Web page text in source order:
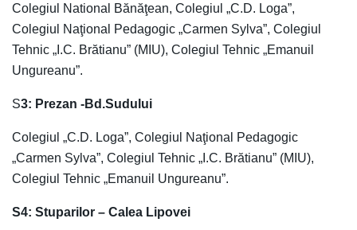
Colegiul National Bănăţean, Colegiul „C.D. Loga”,
Colegiul Naţional Pedagogic „Carmen Sylva”, Colegiul
Tehnic „I.C. Brătianu” (MIU), Colegiul Tehnic „Emanuil
Ungureanu”.
S3: Prezan -Bd.Sudului
Colegiul „C.D. Loga”, Colegiul Naţional Pedagogic
„Carmen Sylva”, Colegiul Tehnic „I.C. Brătianu” (MIU),
Colegiul Tehnic „Emanuil Ungureanu”.
S4: Stuparilor – Calea Lipovei